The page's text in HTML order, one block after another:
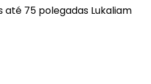
até 75 polegadas Lukaliam